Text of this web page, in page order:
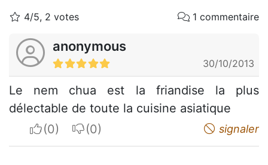
4/5, 2 votes 1 commentaire
anonymous
30/10/2013
Le nem chua est la friandise la plus
délectable de toute la cuisine asiatique
I apreciateI do not appreciate signaler